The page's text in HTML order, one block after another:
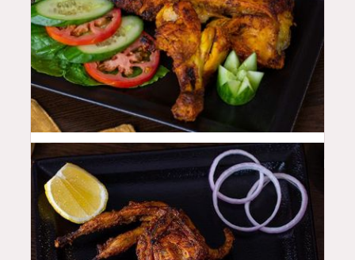
QAR 44